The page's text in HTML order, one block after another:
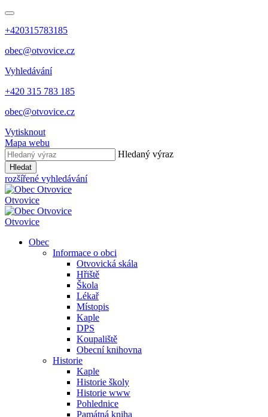
+420315783185
obec@otvovice.cz
Vyhledávání
+420 315 783 185
obec@otvovice.cz
Vytisknout
Mapa webu
Hledaný výraz
Hledat
rozšířené vyhledávání
Otvovice
Otvovice
Obec
Informace o obci
Otvovická skála
Hřiště
Škola
Lékař
Místopis
Kaple
DPS
Koupaliště
Obecní knihovna
Historie
Kaple
Historie školy
Historie www
Pohlednice
Památná kniha